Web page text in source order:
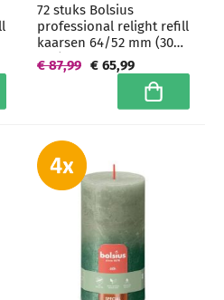
72 stuks Bolsius
professional relight refill
kaarsen 64/52 mm (30
uur) Groen -
grootverpakking
€ 65,99
€ 87,99
In